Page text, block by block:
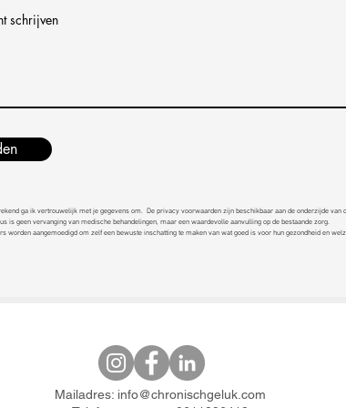
schrijven
ga ik vertrouwelijk met je gegevens om. De privacy voorwaarden zijn beschikbaar aan de onderzijde van
is geen vervanging van medische behandelingen, maar een waardevolle aanvulling op de bestaande zorg.
worden aangemoedigd om zelf een bewuste inschatting te maken van wat goed is voor hun gezondheid en
Mailadres: info@chronischgeluk.com